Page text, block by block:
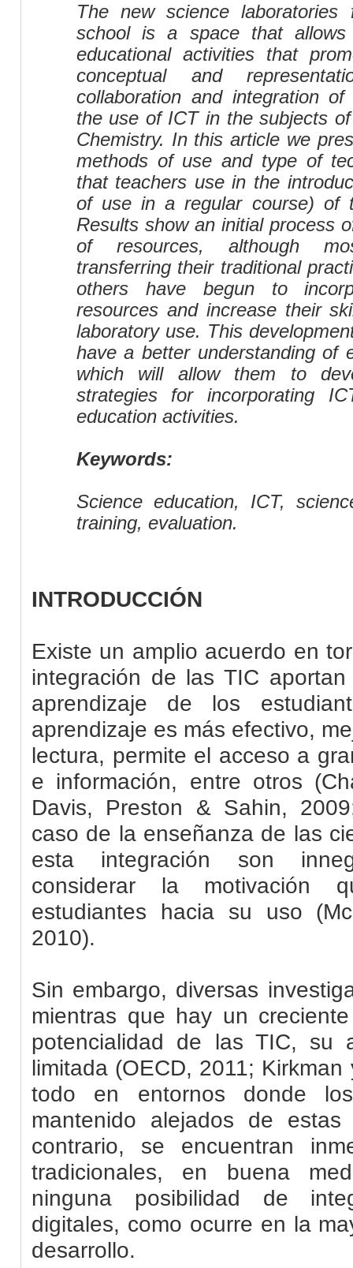
The new science
school is a space that allows
educational activities that
conceptual and
collaboration and integration of
the use of ICT in the subjects
Chemistry. In this article we
methods of use and type of
that teachers use in the
of use in a regular course) of
Results show an initial process
of resources, although
transferring their traditional
others have begun to
resources and increase their
laboratory use. This
have a better understanding of
which will allow them to
strategies for incorporating
education activities.
Keywords:
Science education, ICT,
training, evaluation.
INTRODUCCIÓN
Existe un amplio acuerdo en
integración de las TIC
aprendizaje de los
aprendizaje es más efectivo,
lectura, permite el acceso a
e información, entre otros
Davis, Preston & Sahin,
caso de la enseñanza de las
esta integración son
considerar la motivación
estudiantes hacia su uso
2010).
Sin embargo, diversas
mientras que hay un
potencialidad de las TIC, su
limitada (OECD, 2011;
todo en entornos donde
mantenido alejados de
contrario, se encuentran
tradicionales, en buena
ninguna posibilidad de
digitales, como ocurre en la
desarrollo.